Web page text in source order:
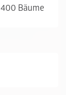
Bäume